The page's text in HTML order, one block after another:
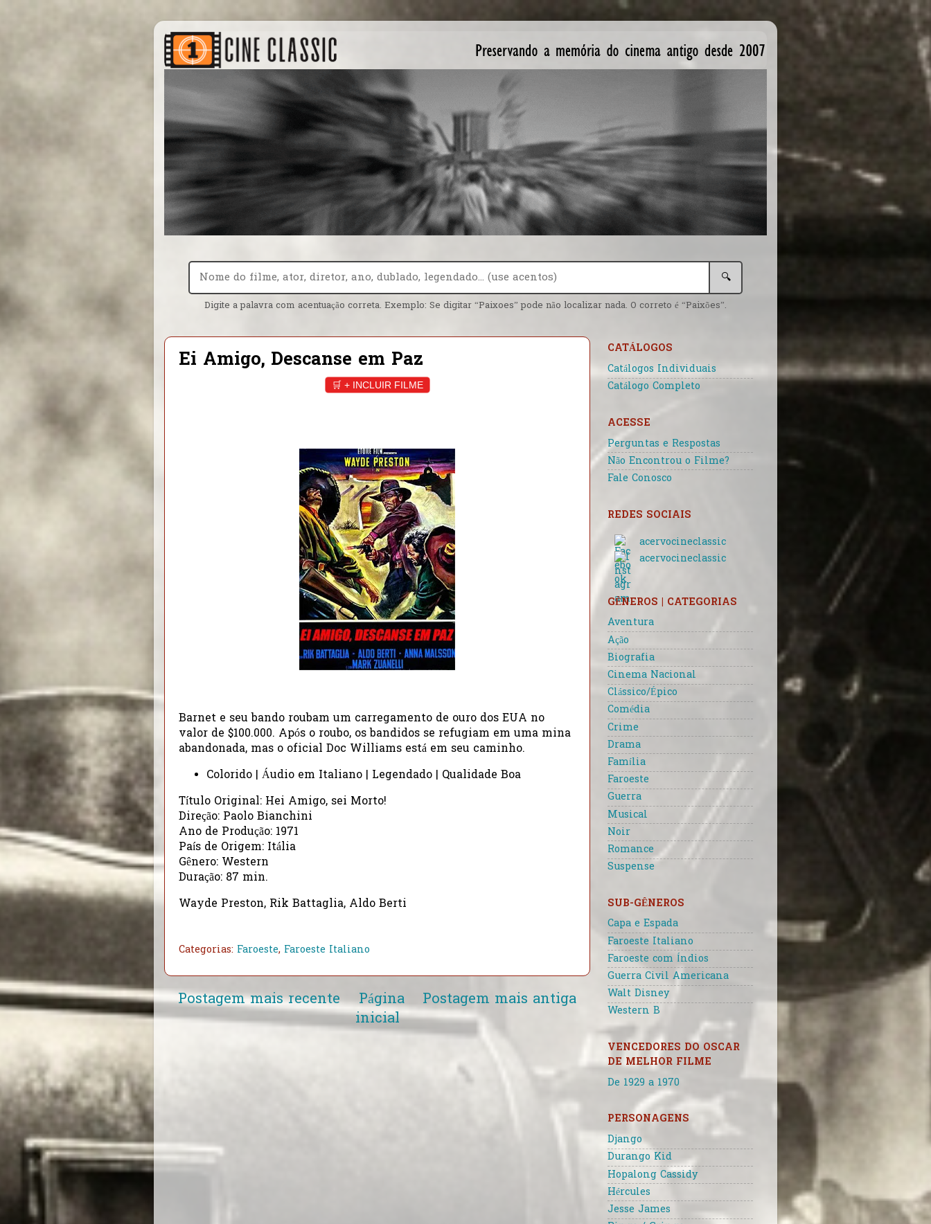
🔍
Digite a palavra com acentuação correta. Exemplo: Se digitar “Paixoes” pode não localizar nada. O correto é “Paixões”.
Ei Amigo, Descanse em Paz
🛒 + INCLUIR FILME
Barnet e seu bando roubam um carregamento de ouro dos EUA no
valor de $100.000. Após o roubo, os bandidos se refugiam em uma mina
abandonada, mas o oficial Doc Williams está em seu caminho.
Colorido | Áudio em Italiano | Legendado | Qualidade Boa
Título Original: Hei Amigo, sei Morto!
Direção: Paolo Bianchini
Ano de Produção: 1971
País de Origem: Itália
Gênero: Western
Duração: 87 min.
Wayde Preston, Rik Battaglia, Aldo Berti
Categorias: Faroeste, Faroeste Italiano
Postagem mais recente Postagem mais antiga
Página
inicial
CATÁLOGOS
Catálogos Individuais
Catálogo Completo
ACESSE
Perguntas e Respostas
Não Encontrou o Filme?
Fale Conosco
REDES SOCIAIS
acervocineclassic
acervocineclassic
GÊNEROS | CATEGORIAS
Aventura
Ação
Biografia
Cinema Nacional
Clássico/Épico
Comédia
Crime
Drama
Família
Faroeste
Guerra
Musical
Noir
Romance
Suspense
SUB-GÊNEROS
Capa e Espada
Faroeste Italiano
Faroeste com Índios
Guerra Civil Americana
Walt Disney
Western B
VENCEDORES DO OSCAR
DE MELHOR FILME
De 1929 a 1970
PERSONAGENS
Django
Durango Kid
Hopalong Cassidy
Hércules
Jesse James